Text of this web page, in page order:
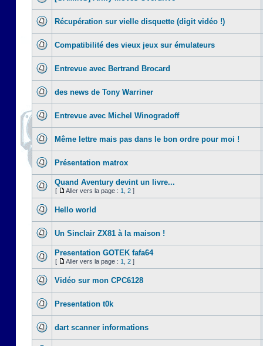
Récupération sur vielle disquette (digit vidéo !)
Compatibilité des vieux jeux sur émulateurs
Entrevue avec Bertrand Brocard
des news de Tony Warriner
Entrevue avec Michel Winogradoff
Même lettre mais pas dans le bon ordre pour moi !
Présentation matrox
Quand Aventury devint un livre...
[ Aller vers la page : 1 2 ]
Hello world
Un Sinclair ZX81 à la maison !
Presentation GOTEK fafa64
[ Aller vers la page : 1 2 ]
Vidéo sur mon CPC6128
Presentation t0k
dart scanner informations